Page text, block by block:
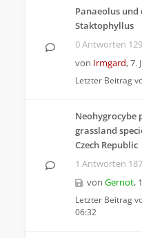
Panaeolus und
Staktophyllus
0 Antworten
von Irmgard,7.
Letzter Beitrag
Neohygrocybe
grassland
Czech Republic
1 Antworten
von Gernot,
Letzter Beitrag
06:32